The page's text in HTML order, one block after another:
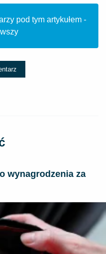
pod tym artykułem -
wynagrodzenia za